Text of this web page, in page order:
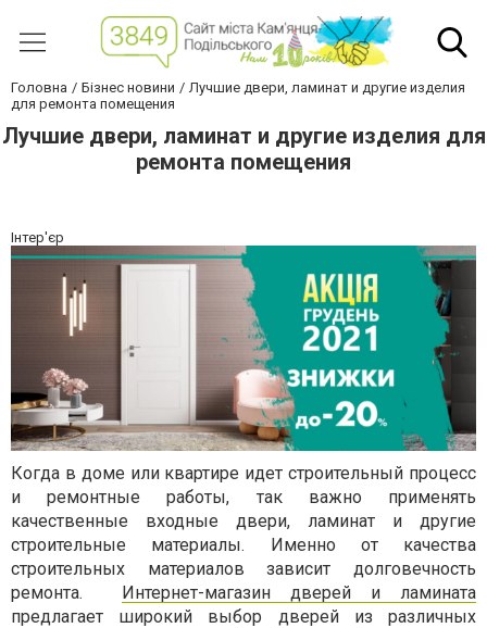
Головна Бізнес новини
Лучшие двери, ламинат и другие изделия
для ремонта помещения
Лучшие двери, ламинат и другие изделия для
ремонта помещения
Інтер'єр
Когда в доме или квартире идет строительный процесс
и ремонтные работы, так важно применять
качественные входные двери, ламинат и другие
строительные материалы. Именно от качества
строительных материалов зависит долговечность
ремонта. Интернет-магазин дверей и ламината
предлагает широкий выбор дверей из различных